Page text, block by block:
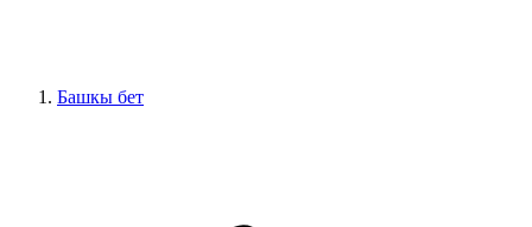
Башкы бет